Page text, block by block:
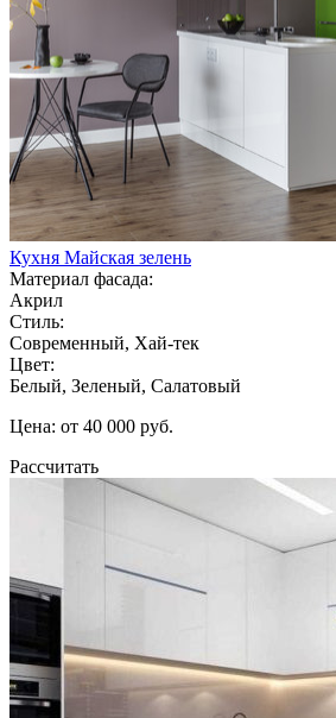
Кухня Майская зелень
Материал фасада:
Акрил
Стиль:
Современный, Хай-тек
Цвет:
Белый, Зеленый, Салатовый
Цена: от 40 000 руб.
Рассчитать